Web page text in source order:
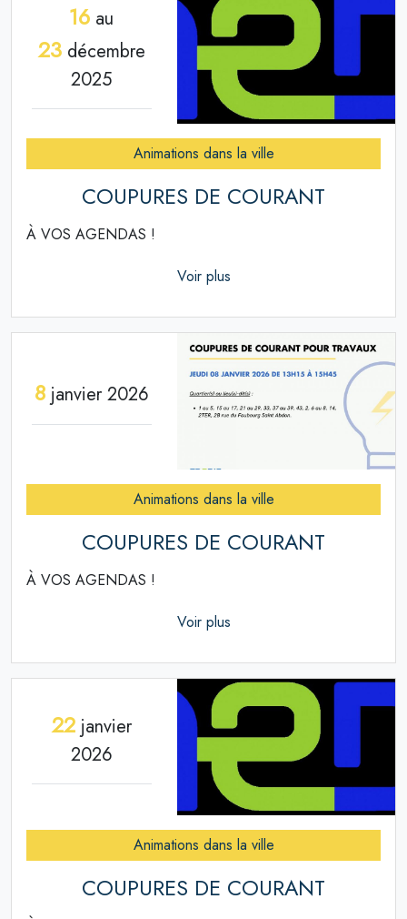
16 au
23décembre
2025
Animations dans la ville
COUPURES DE COURANT
À VOS AGENDAS !
Voir plus
8janvier 2026
Animations dans la ville
COUPURES DE COURANT
À VOS AGENDAS !
Voir plus
22janvier
2026
Animations dans la ville
COUPURES DE COURANT